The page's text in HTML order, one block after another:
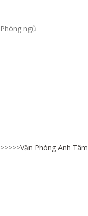
Phòng ngủ
>>>>>Văn Phòng Anh Tâm